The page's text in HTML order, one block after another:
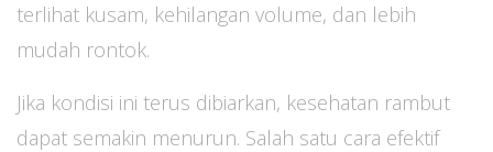
terlihat kusam, kehilangan volume, dan lebih
mudah rontok.
Jika kondisi ini terus dibiarkan, kesehatan rambut
dapat semakin menurun. Salah satu cara efektif